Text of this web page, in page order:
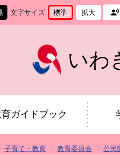
に
文字サイズ
文
イ
ズ
を
標準
に
文
ズ
拡大
に
いわ
ガイドブック
子育て・教育 教育委員会 公民